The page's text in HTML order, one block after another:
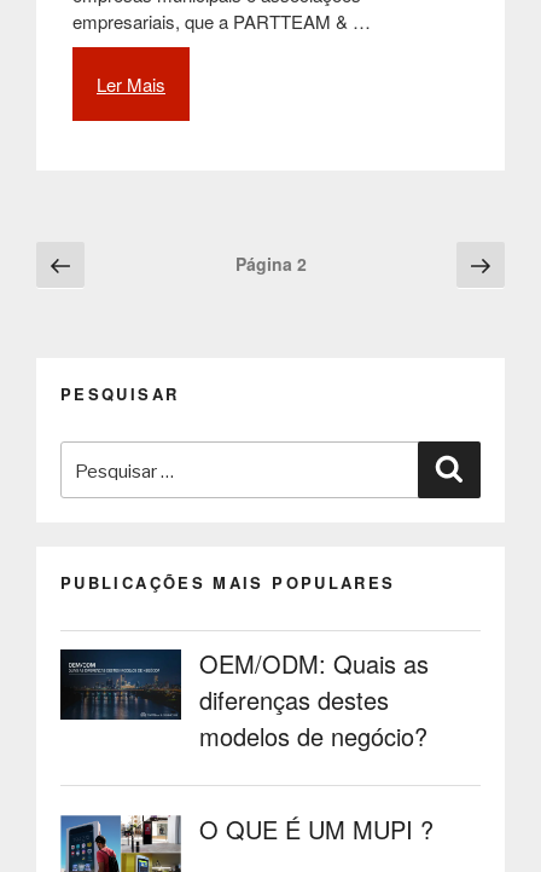
empresariais, que a PARTTEAM & …
Ler Mais
abertura
comerciais
Posts
navigation
anterior
Página 2
PESQUISAR
por:
PUBLICAÇÕES MAIS POPULARES
OEM/ODM: Quais as
diferenças destes
modelos de negócio?
O QUE É UM MUPI ?